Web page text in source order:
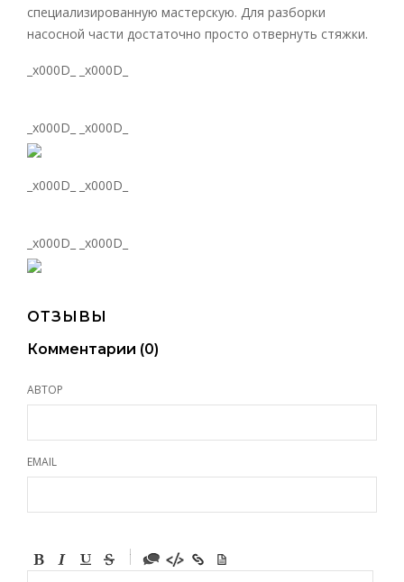
специализированную мастерскую. Для разборки
насосной части достаточно просто отвернуть стяжки.
_x000D_ _x000D_
_x000D_ _x000D_
_x000D_ _x000D_
_x000D_ _x000D_
ОТЗЫВЫ
Комментарии (0)
АВТОР
EMAIL
-
-